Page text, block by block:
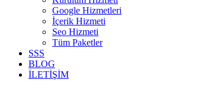
Google Hizmetleri
İçerik Hizmeti
Seo Hizmeti
Tüm Paketler
SSS
BLOG
İLETİŞİM